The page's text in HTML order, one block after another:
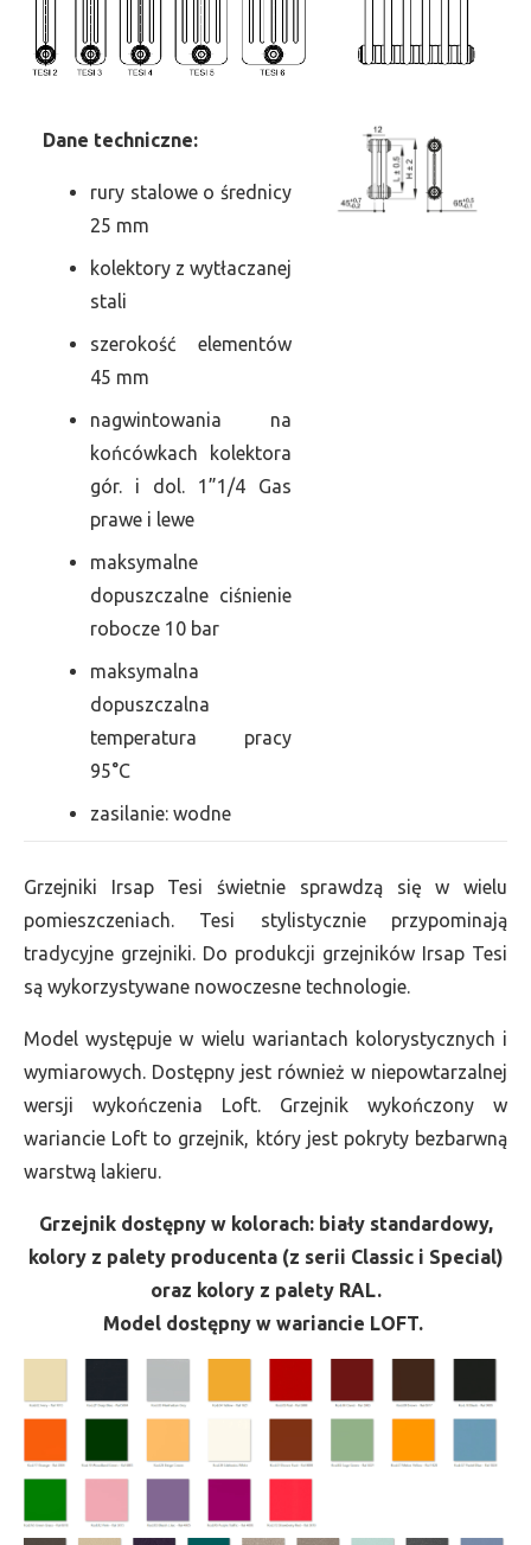
Dane techniczne:
rury stalowe o średnicy
25 mm
kolektory z wytłaczanej
stali
szerokość elementów
45 mm
nagwintowania na
końcówkach kolektora
gór. i dol. 1”1/4 Gas
prawe i lewe
maksymalne
dopuszczalne ciśnienie
robocze 10 bar
maksymalna
dopuszczalna
temperatura pracy
95°C
zasilanie: wodne
Grzejniki Irsap Tesi świetnie sprawdzą się w wielu
pomieszczeniach. Tesi stylistycznie przypominają
tradycyjne grzejniki. Do produkcji grzejników Irsap Tesi
są wykorzystywane nowoczesne technologie.
Model występuje w wielu wariantach kolorystycznych i
wymiarowych. Dostępny jest również w niepowtarzalnej
wersji wykończenia Loft. Grzejnik wykończony w
wariancie Loft to grzejnik, który jest pokryty bezbarwną
warstwą lakieru.
Grzejnik dostępny w kolorach: biały standardowy,
kolory z palety producenta (z serii Classic i Special)
oraz kolory z palety RAL.
Model dostępny w wariancie LOFT.